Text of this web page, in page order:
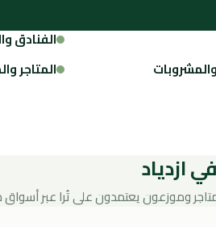
الفنادق
المتاجر
ازدياد
وموزعون يعتمدون على تُرا عبر